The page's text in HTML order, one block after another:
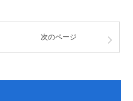
次のページ